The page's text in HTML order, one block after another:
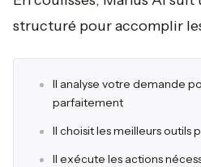
structuré pour accomplir
Il analyse votre demande
parfaitement
Il choisit les meilleurs outils
Il exécute les actions